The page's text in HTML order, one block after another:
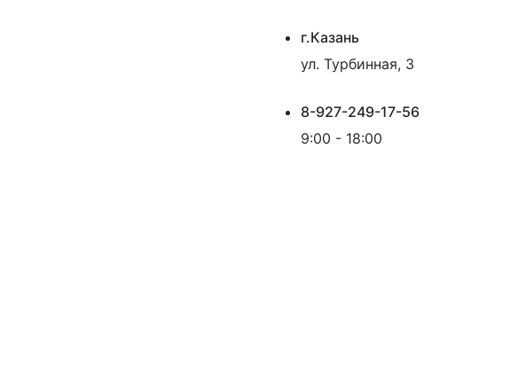
г.Казань
ул. Турбинная, 3
8-927-249-17-56
9:00 - 18:00